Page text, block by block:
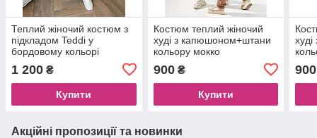
Теплий жіночий костюм з
підкладом Teddi у
бордовому кольорі
1 200 ₴
Купити
Костюм теплий жіночий
худі з капюшоном+штани
кольору мокко
900₴
Купити
900
Акційні пропозиції та новинки